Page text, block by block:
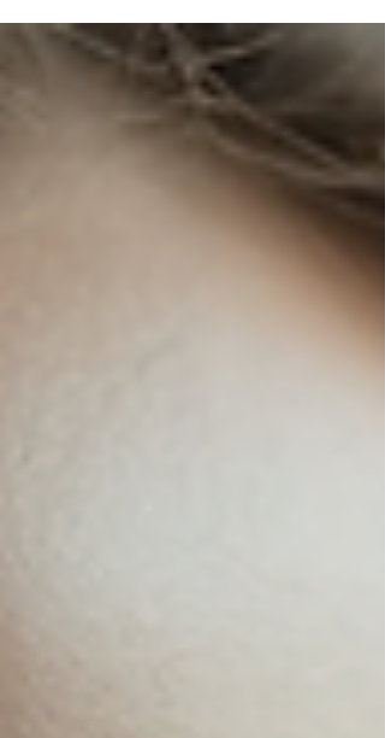
acestea devin și mai vizibile — și uneori
Temperamentul este una dintre cheile prin care
putem înțelege mai bine reacțiile. Nu ca o
etichetă („așa sunt eu și gata”), ci ca un limbaj al
felului în care suntem cons